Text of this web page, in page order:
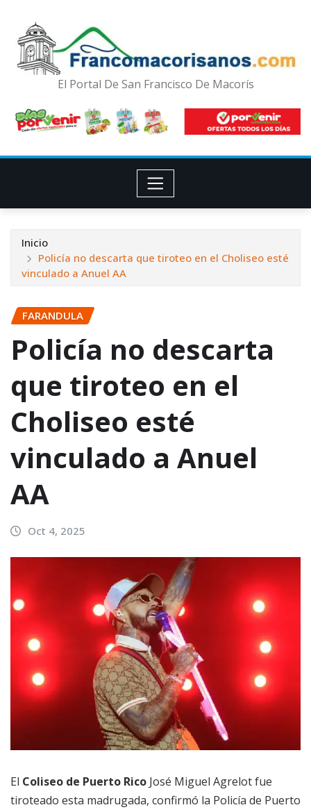
El Portal De San Francisco De Macorís
Inicio
Policía no descarta que tiroteo en el Choliseo esté
vinculado a Anuel AA
FARANDULA
Policía no descarta
que tiroteo en el
Choliseo esté
vinculado a Anuel
AA
Oct 4, 2025
El Coliseo de Puerto Rico José Miguel Agrelot fue
tiroteado esta madrugada, confirmó la Policía de Puerto